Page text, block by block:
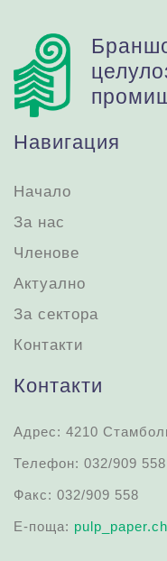
Навигация
Начало
За нас
Членове
Актуално
За сектора
Контакти
Контакти
Адрес: 4210
Телефон: 032/909 558
Факс: 032/909 558
Е-поща: